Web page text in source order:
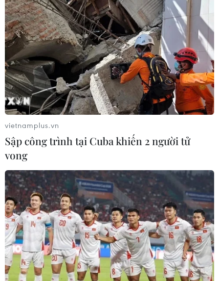
vietnamplus.vn
Sập công trình tại Cuba khiến 2 người tử
vong